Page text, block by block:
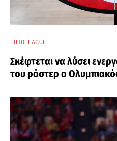
EUROLEAGUE
Σκέφτεται να λύσει
του ρόστερ ο